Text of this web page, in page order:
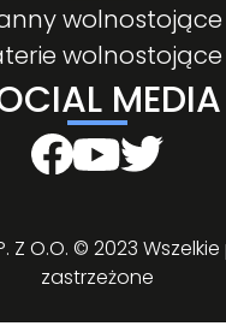
wolnostojące
wolnostojące
MEDIA
Z O.O. © 2023
zastrzeżone